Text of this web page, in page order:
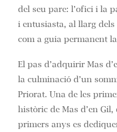
del seu pare: l’ofici i la
i entusiasta, al llarg
com a guia permanent
El pas d’adquirir Mas
la culminació d’un
Priorat. Una de les
històric de Mas d’en
primers anys es